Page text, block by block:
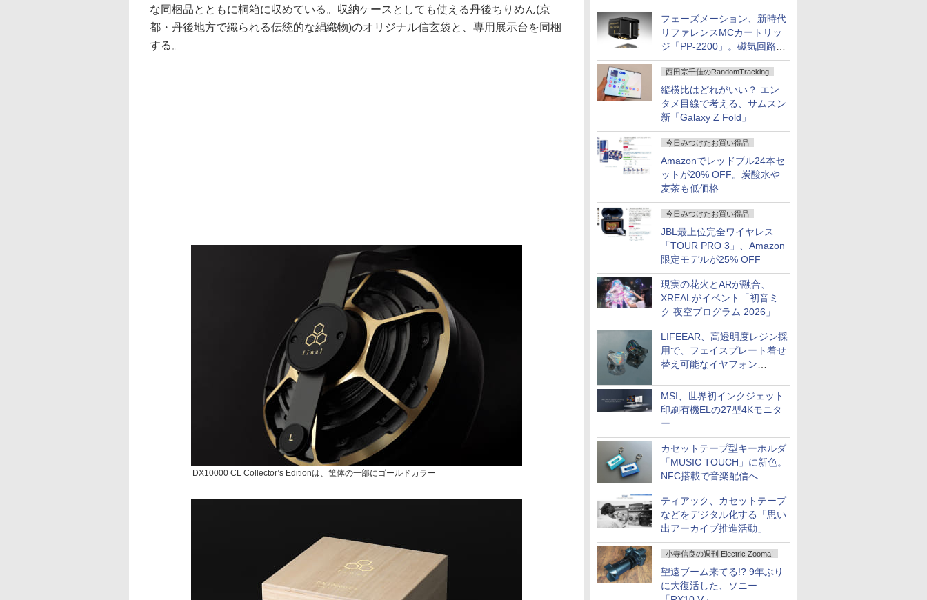
フェーズメーション、新時代
リファレンスMCカートリッ
ジ「PP-2200」。磁気回路や
ハウジングを根本から見直し
西田宗千佳のRandomTracking
縦横比はどれがいい？ エン
タメ目線で考える、サムスン
新「Galaxy Z Fold」
今日みつけたお買い得品
Amazonでレッドブル24本セ
ットが20% OFF。炭酸水や
麦茶も低価格
今日みつけたお買い得品
JBL最上位完全ワイヤレス
「TOUR PRO 3」、Amazon
限定モデルが25% OFF
現実の花火とARが融合、
XREALがイベント「初音ミ
ク 夜空プログラム 2026」
LIFEEAR、高透明度レジン採
用で、フェイスプレート着せ
替え可能なイヤフォン
MSI、世界初インクジェット
印刷有機ELの27型4Kモニタ
ー
カセットテープ型キーホルダ
「MUSIC TOUCH」に新色。
NFC搭載で音楽配信へ
ティアック、カセットテープ
などをデジタル化する「思い
出アーカイブ推進活動」
小寺信良の週刊 Electric Zooma!
望遠ブーム来てる!? 9年ぶり
に大復活した、ソニー
な同梱品とともに桐箱に収めている。収納ケースとしても使える丹後ちりめん(京
都・丹後地方で織られる伝統的な絹織物)のオリジナル信玄袋と、専用展示台を同梱
する。
DX10000 CL Collector’s Editionは、筐体の一部にゴールドカラー